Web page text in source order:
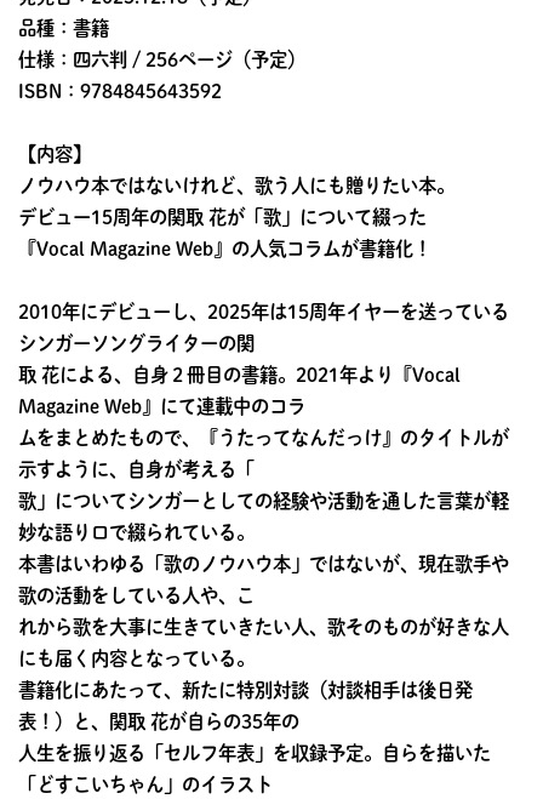
品種：書籍
仕様：四六判 / 256ページ（予定）
ISBN：9784845643592
【内容】
ノウハウ本ではないけれど、歌う人にも贈りたい本。
デビュー15周年の関取 花が「歌」について綴った
『Vocal Magazine Web』の人気コラムが書籍化！
2010年にデビューし、2025年は15周年イヤーを送っている
シンガーソングライターの関
取 花による、自身２冊目の書籍。2021年より『Vocal
Magazine Web』にて連載中のコラ
ムをまとめたもので、『うたってなんだっけ』のタイトルが
示すように、自身が考える「
歌」についてシンガーとしての経験や活動を通した言葉が軽
妙な語り口で綴られている。
本書はいわゆる「歌のノウハウ本」ではないが、現在歌手や
歌の活動をしている人や、こ
れから歌を大事に生きていきたい人、歌そのものが好きな人
にも届く内容となっている。
書籍化にあたって、新たに特別対談（対談相手は後日発
表！）と、関取 花が自らの35年の
人生を振り返る「セルフ年表」を収録予定。自らを描いた
「どすこいちゃん」のイラスト